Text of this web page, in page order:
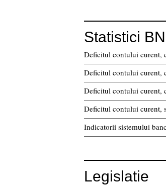
Statistici
Deficitul contului curent,
Deficitul contului curent,
Deficitul contului curent,
Deficitul contului curent,
Indicatorii sistemului
Legislatie